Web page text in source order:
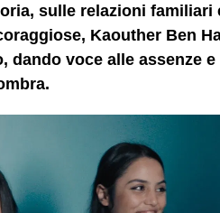
sulle relazioni familiari
Kaouther Ben
voce alle assenze